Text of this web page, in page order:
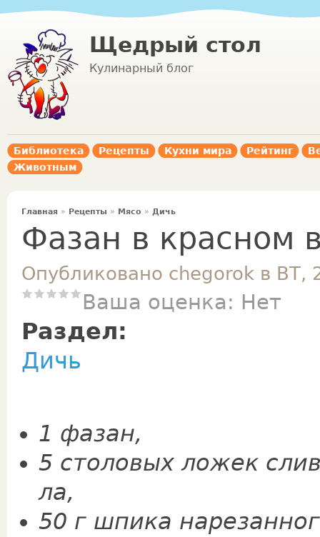
Щедрый стол
Кулинарный блог
Библиотека Рецепты Кухни мира Рейтинг
Животным
Главная » Рецепты » Мясо » Дичь
Фазан в красном
Опубликовано chegorok в ВТ,
Ваша оценка: Нет
Раздел:
Дичь
1 фазан,
5 столовых ложек
ла,
50 г шпика